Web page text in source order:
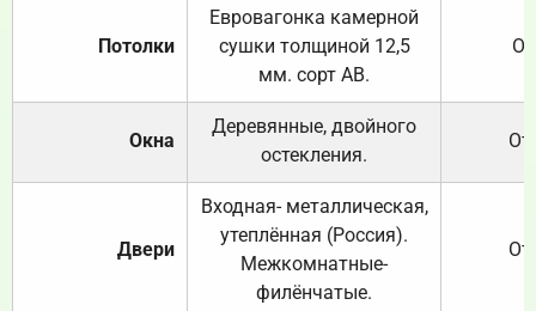
Потолки
Евровагонка камерной
сушки толщиной 12,5
мм. сорт АВ.
Окна
Деревянные, двойного
остекления.
Двери
Входная- металлическая,
утеплённая (Россия).
Межкомнатные-
филёнчатые.